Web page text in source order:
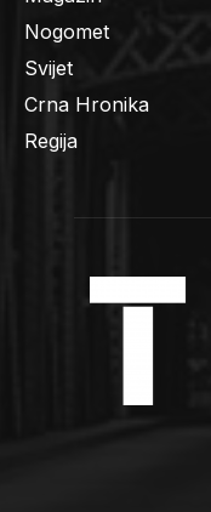
Nogomet
Svijet
Crna Hronika
Regija